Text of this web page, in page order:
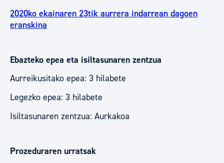
2020ko ekainaren 23tik aurrera indarrean dagoen
eranskina
Ebazteko epea eta isiltasunaren zentzua
Aurreikusitako epea: 3 hilabete
Legezko epea: 3 hilabete
Isiltasunaren zentzua: Aurkakoa
Prozeduraren urratsak